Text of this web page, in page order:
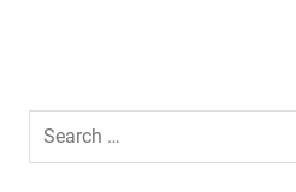
Search